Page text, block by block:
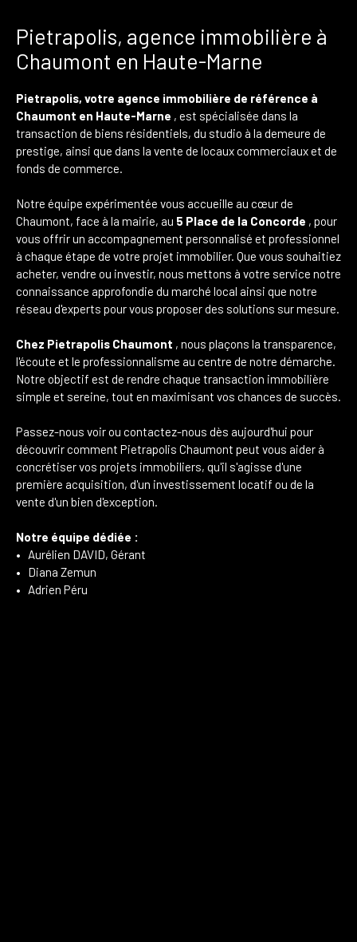
Pietrapolis, agence immobilière à
Chaumont en Haute-Marne
Pietrapolis, votre agence immobilière de référence à
Chaumont en Haute-Marne , est spécialisée dans la
transaction de biens résidentiels, du studio à la demeure de
prestige, ainsi que dans la vente de locaux commerciaux et de
fonds de commerce.
Notre équipe expérimentée vous accueille au cœur de
Chaumont, face à la mairie, au 5 Place de la Concorde , pour
vous offrir un accompagnement personnalisé et professionnel
à chaque étape de votre projet immobilier. Que vous souhaitiez
acheter, vendre ou investir, nous mettons à votre service notre
connaissance approfondie du marché local ainsi que notre
réseau d'experts pour vous proposer des solutions sur mesure.
Chez Pietrapolis Chaumont , nous plaçons la transparence,
l'écoute et le professionnalisme au centre de notre démarche.
Notre objectif est de rendre chaque transaction immobilière
simple et sereine, tout en maximisant vos chances de succès.
Passez-nous voir ou contactez-nous dès aujourd'hui pour
découvrir comment Pietrapolis Chaumont peut vous aider à
concrétiser vos projets immobiliers, qu'il s'agisse d'une
première acquisition, d'un investissement locatif ou de la
vente d'un bien d'exception.
Notre équipe dédiée :
Aurélien DAVID, Gérant
Diana Zemun
Adrien Péru